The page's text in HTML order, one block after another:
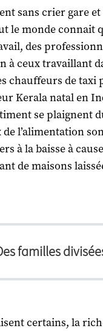
sans crier gare et
le monde connait
des
à ceux travaillant
chauffeurs de taxi
Kerala natal en
se plaignent
l’alimentation
à la baisse à
de maisons
familles
certains, la